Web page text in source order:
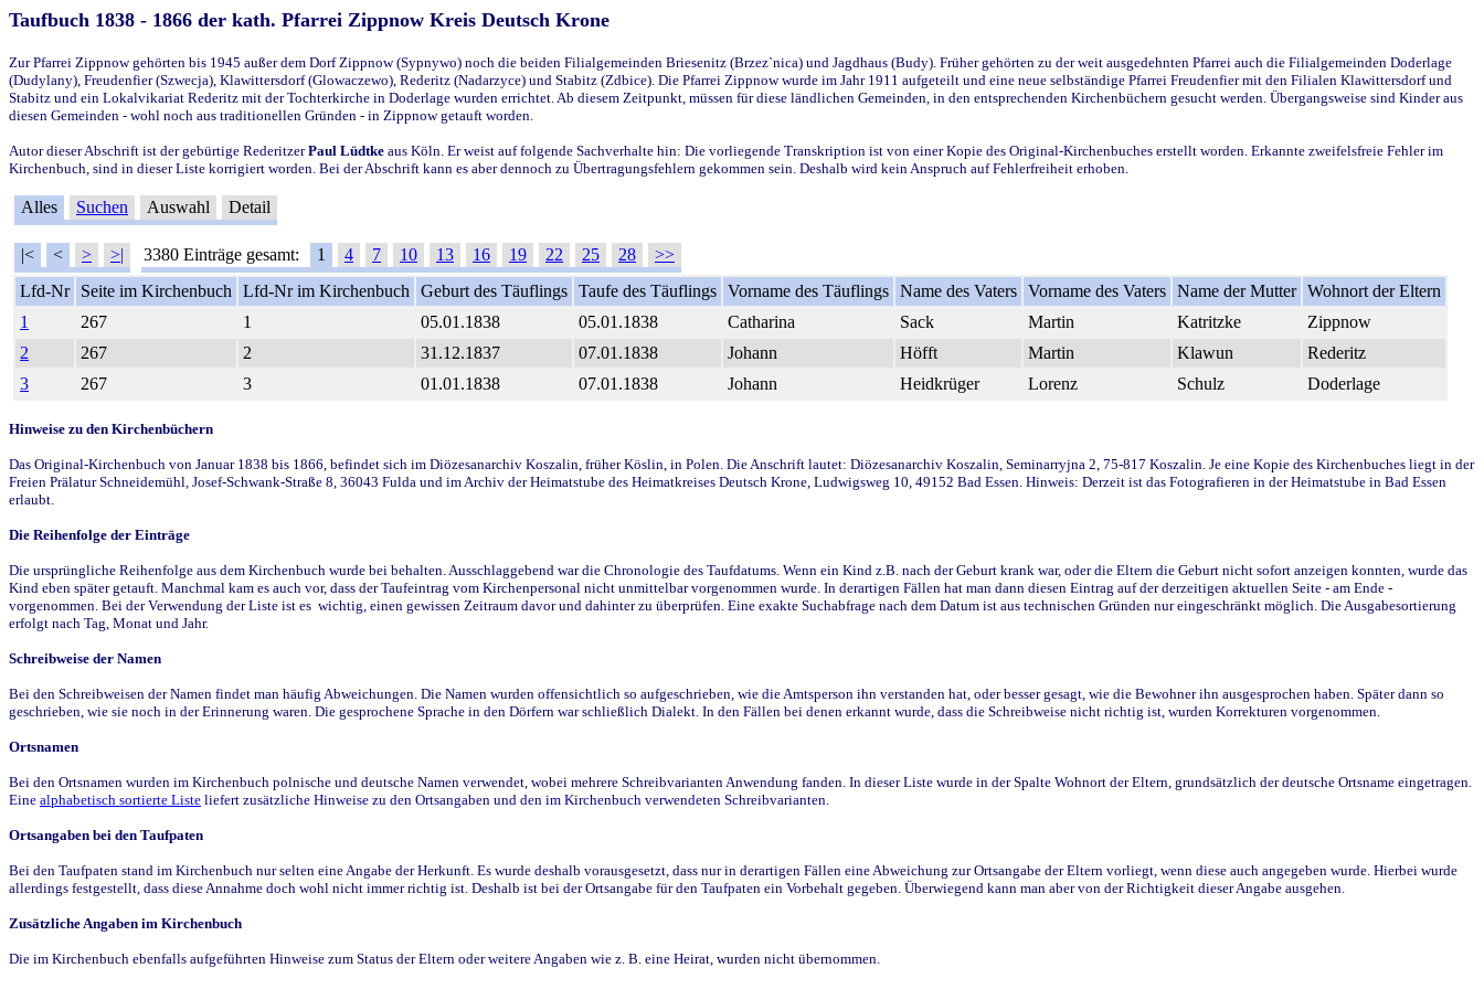
Taufbuch 1838 - 1866 der kath. Pfarrei Zippnow Kreis Deutsch Krone
Zur Pfarrei Zippnow gehörten bis 1945 außer dem Dorf Zippnow (Sypnywo) noch die beiden Filialgemeinden Briesenitz (Brzez`nica) und Jagdhaus (Budy). Früher gehörten zu der weit ausgedehnten Pfarrei auch die Filialgemeinden Doderlage
(Dudylany), Freudenfier (Szwecja), Klawittersdorf (Glowaczewo), Rederitz (Nadarzyce) und Stabitz (Zdbice). Die Pfarrei Zippnow wurde im Jahr 1911 aufgeteilt und eine neue selbständige Pfarrei Freudenfier mit den Filialen Klawittersdorf und
Stabitz und ein Lokalvikariat Rederitz mit der Tochterkirche in Doderlage wurden errichtet. Ab diesem Zeitpunkt, müssen für diese ländlichen Gemeinden, in den entsprechenden Kirchenbüchern gesucht werden. Übergangsweise sind Kinder aus
diesen Gemeinden - wohl noch aus traditionellen Gründen - in Zippnow getauft worden.
Autor dieser Abschrift ist der gebürtige RederitzerPaul Lüdtke aus Köln. Er weist auf folgende Sachverhalte hin: Die vorliegende Transkription ist von einer Kopie des Original-Kirchenbuches erstellt worden. Erkannte zweifelsfreie Fehler im
Kirchenbuch, sind in dieser Liste korrigiert worden. Bei der Abschrift kann es aber dennoch zu Übertragungsfehlern gekommen sein. Deshalb wird kein Anspruch auf Fehlerfreiheit erhoben.
Alles Suchen Auswahl Detail
|< < > >| 3380 Einträge gesamt: 1 4 7 10 13 16 19 22 25 28
>>
Lfd-Nr
Seite im Kirchenbuch Lfd-Nr im Kirchenbuch Geburt des Täuflings Taufe des Täuflings Vorname des Täuflings Name des Vaters Vorname des Vaters Name der Mutter Wohnort der Eltern
1
267 1 05.01.1838 05.01.1838 Catharina Sack Martin Katritzke
Zippnow
2
267 2 31.12.1837 07.01.1838 Johann Höfft Martin Klawun
Rederitz
3
267 3 01.01.1838 07.01.1838 Johann Heidkrüger Lorenz Schulz Doderlage
Hinweise zu den Kirchenbüchern
Das Original-Kirchenbuch von Januar 1838 bis 1866, befindet sich im Diözesanarchiv Koszalin, früher Köslin, in Polen. Die Anschrift lautet: Diözesanarchiv Koszalin, Seminarryjna 2, 75-817 Koszalin. Je eine Kopie des Kirchenbuches liegt in der
Freien Prälatur Schneidemühl, Josef-Schwank-Straße 8, 36043 Fulda und im Archiv der Heimatstube des Heimatkreises Deutsch Krone, Ludwigsweg 10, 49152 Bad Essen. Hinweis: Derzeit ist das Fotografieren in der Heimatstube in Bad Essen
erlaubt.
Die Reihenfolge der Einträge
Die ursprüngliche Reihenfolge aus dem Kirchenbuch wurde bei behalten. Ausschlaggebend war die Chronologie des Taufdatums. Wenn ein Kind z.B. nach der Geburt krank war, oder die Eltern die Geburt nicht sofort anzeigen konnten, wurde das
Kind eben später getauft. Manchmal kam es auch vor, dass der Taufeintrag vom Kirchenpersonal nicht unmittelbar vorgenommen wurde. In derartigen Fällen hat man dann diesen Eintrag auf der derzeitigen aktuellen Seite - am Ende -
vorgenommen. Bei der Verwendung der Liste ist es wichtig, einen gewissen Zeitraum davor und dahinter zu überprüfen. Eine exakte Suchabfrage nach dem Datum ist aus technischen Gründen nur eingeschränkt möglich. Die Ausgabesortierung
erfolgt nach Tag, Monat und Jahr.
Schreibweise der Namen
Bei den Schreibweisen der Namen findet man häufig Abweichungen. Die Namen wurden offensichtlich so aufgeschrieben, wie die Amtsperson ihn verstanden hat, oder besser gesagt, wie die Bewohner ihn ausgesprochen haben. Später dann so
geschrieben, wie sie noch in der Erinnerung waren. Die gesprochene Sprache in den Dörfern war schließlich Dialekt. In den Fällen bei denen erkannt wurde, dass die Schreibweise nicht richtig ist, wurden Korrekturen vorgenommen.
Ortsnamen
Bei den Ortsnamen wurden im Kirchenbuch polnische und deutsche Namen verwendet, wobei mehrere Schreibvarianten Anwendung fanden. In dieser Liste wurde in der Spalte Wohnort der Eltern, grundsätzlich der deutsche Ortsname eingetragen.
Eine alphabetisch sortierte Liste liefert zusätzliche Hinweise zu den Ortsangaben und den im Kirchenbuch verwendeten Schreibvarianten.
Ortsangaben bei den Taufpaten
Bei den Taufpaten stand im Kirchenbuch nur selten eine Angabe der Herkunft. Es wurde deshalb vorausgesetzt, dass nur in derartigen Fällen eine Abweichung zur Ortsangabe der Eltern vorliegt, wenn diese auch angegeben wurde. Hierbei wurde
allerdings festgestellt, dass diese Annahme doch wohl nicht immer richtig ist. Deshalb ist bei der Ortsangabe für den Taufpaten ein Vorbehalt gegeben. Überwiegend kann man aber von der Richtigkeit dieser Angabe ausgehen.
Zusätzliche Angaben im Kirchenbuch
Die im Kirchenbuch ebenfalls aufgeführten Hinweise zum Status der Eltern oder weitere Angaben wie z. B. eine Heirat, wurden nicht übernommen.